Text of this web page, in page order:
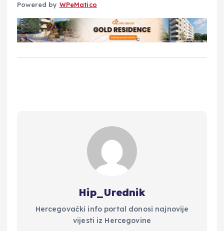
Powered by WPeMatico
Hip_Urednik
Hercegovački info portal donosi najnovije
vijesti iz Hercegovine